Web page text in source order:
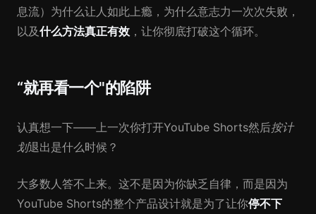
息流）为什么让人如此上瘾，为什么意志力一次次失败，
以及什么方法真正有效 ，让你彻底打破这个循环。
“就再看一个"的陷阱
认真想一下——上一次你打开YouTube Shorts然后按计
划退出是什么时候？
大多数人答不上来。这不是因为你缺乏自律，而是因为
YouTube Shorts的整个产品设计就是为了让你停不下